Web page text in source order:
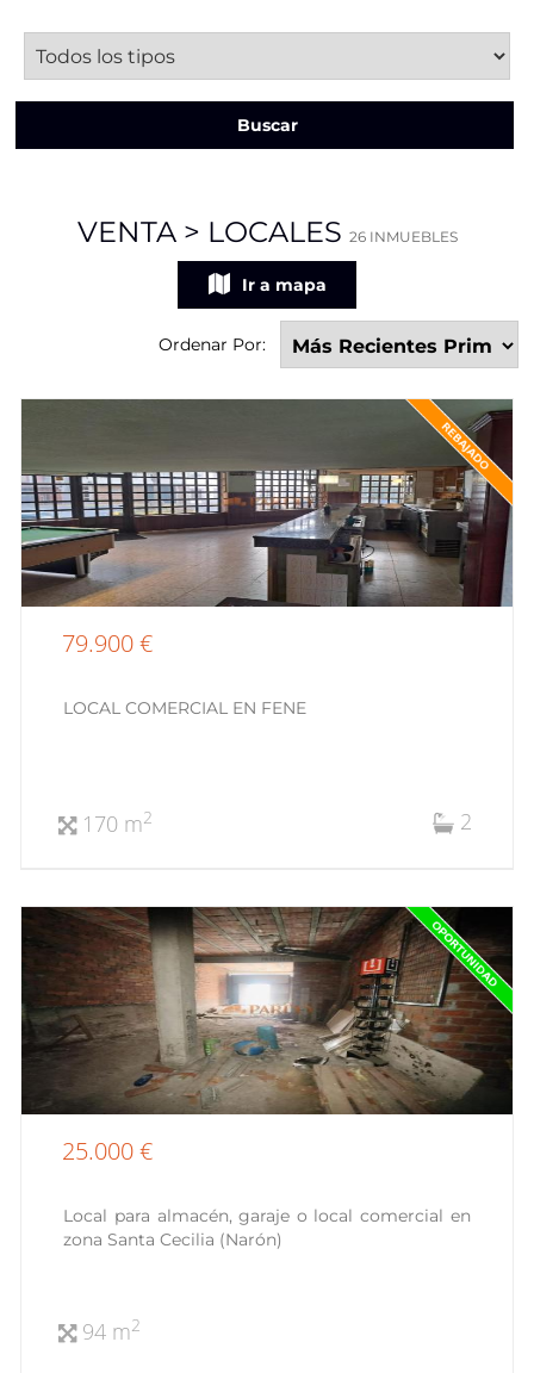
Buscar
VENTA > LOCALES 26 INMUEBLES
Ir a mapa
Ordenar Por:
79.900 €
LOCAL COMERCIAL EN FENE
170 m2 2
25.000 €
Local para almacén, garaje o local comercial en
zona Santa Cecilia (Narón)
94 m2